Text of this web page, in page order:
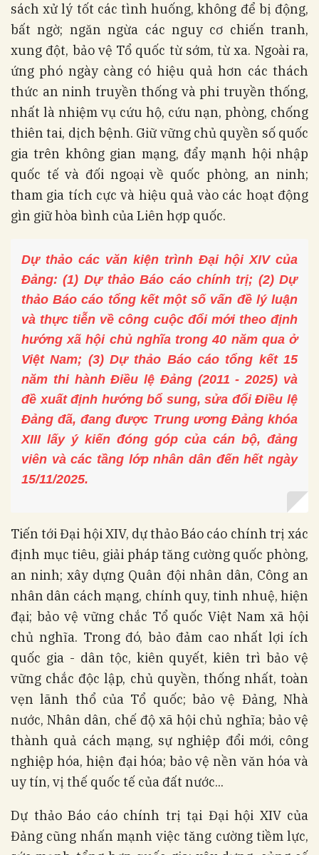
sách xử lý tốt các tình huống, không để bị động,
bất ngờ; ngăn ngừa các nguy cơ chiến tranh,
xung đột, bảo vệ Tổ quốc từ sớm, từ xa. Ngoài ra,
ứng phó ngày càng có hiệu quả hơn các thách
thức an ninh truyền thống và phi truyền thống,
nhất là nhiệm vụ cứu hộ, cứu nạn, phòng, chống
thiên tai, dịch bệnh. Giữ vững chủ quyền số quốc
gia trên không gian mạng, đẩy mạnh hội nhập
quốc tế và đối ngoại về quốc phòng, an ninh;
tham gia tích cực và hiệu quả vào các hoạt động
gìn giữ hòa bình của Liên hợp quốc.
Dự thảo các văn kiện trình Đại hội XIV của
Đảng: (1) Dự thảo Báo cáo chính trị; (2) Dự
thảo Báo cáo tổng kết một số vấn đề lý luận
và thực tiễn về công cuộc đổi mới theo định
hướng xã hội chủ nghĩa trong 40 năm qua ở
Việt Nam; (3) Dự thảo Báo cáo tổng kết 15
năm thi hành Điều lệ Đảng (2011 - 2025) và
đề xuất định hướng bổ sung, sửa đổi Điều lệ
Đảng đã, đang được Trung ương Đảng khóa
XIII lấy ý kiến đóng góp của cán bộ, đảng
viên và các tầng lớp nhân dân đến hết ngày
15/11/2025.
Tiến tới Đại hội XIV, dự thảo Báo cáo chính trị xác
định mục tiêu, giải pháp tăng cường quốc phòng,
an ninh; xây dựng Quân đội nhân dân, Công an
nhân dân cách mạng, chính quy, tinh nhuệ, hiện
đại; bảo vệ vững chắc Tổ quốc Việt Nam xã hội
chủ nghĩa. Trong đó, bảo đảm cao nhất lợi ích
quốc gia - dân tộc, kiên quyết, kiên trì bảo vệ
vững chắc độc lập, chủ quyền, thống nhất, toàn
vẹn lãnh thổ của Tổ quốc; bảo vệ Đảng, Nhà
nước, Nhân dân, chế độ xã hội chủ nghĩa; bảo vệ
thành quả cách mạng, sự nghiệp đổi mới, công
nghiệp hóa, hiện đại hóa; bảo vệ nền văn hóa và
uy tín, vị thế quốc tế của đất nước...
Dự thảo Báo cáo chính trị tại Đại hội XIV của
Đảng cũng nhấn mạnh việc tăng cường tiềm lực,